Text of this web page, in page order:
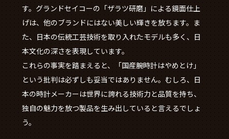
す。グランドセイコーの「ザラツ研磨」による鏡面仕上
げは、他のブランドにはない美しい輝きを放ちます。ま
た、日本の伝統工芸技術を取り入れたモデルも多く、日
本文化の深さを表現しています。
これらの事実を踏まえると、「国産腕時計はやめとけ」
という批判は必ずしも妥当ではありません。むしろ、日
本の時計メーカーは世界に誇れる技術力と品質を持ち、
独自の魅力を放つ製品を生み出していると言えるでしょ
う。